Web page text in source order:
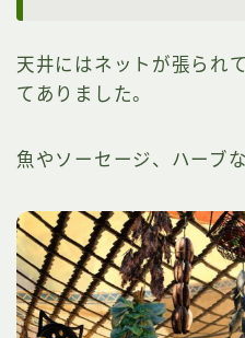
天井にはネットが張られ
てありました。
魚やソーセージ、ハーブな